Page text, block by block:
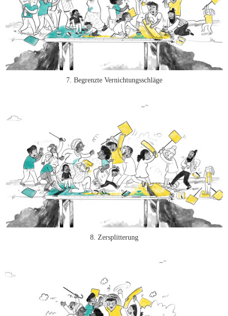
7. Begrenzte Vernichtungsschläge
8. Zersplitterung